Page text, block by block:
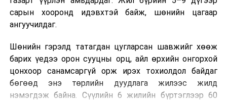
сарын хооронд идэвхтэй байж, шөнийн цагаар
ангуучилдаг.
Шөнийн гэрэлд татагдан цугларсан шавжийг хөөж
барих үедээ орон сууцны орц, айл өрхийн онгорхой
цонхоор санамсаргүй орж ирэх тохиолдол байдаг
бөгөөд энэ төрлийн дуудлага жилээс жилд
нэмэгдэж байна. Сүүлийн 6 жилийн бүртэглээр 60